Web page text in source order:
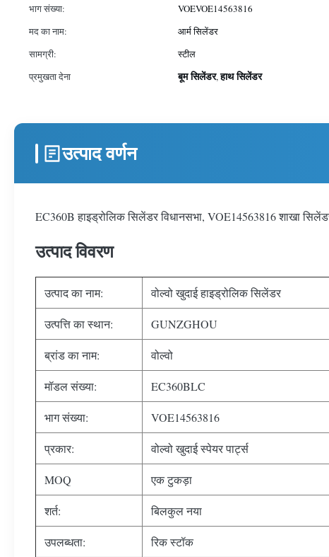
भाग संख्या: VOEVOE14563816
मद का नाम:
आर्म सिलेंडर
सामग्री:
स्टील
प्रमुखता देना
बूम सिलेंडर,हाथ सिलेंडर
उत्पाद वर्णन
EC360B हाइड्रोलिक सिलेंडर विधानसभा, VOE14563816 शाखा
उत्पाद विवरण
उत्पाद का नाम: वोल्वो खुदाई हाइड्रोलिक सिलेंडर
उत्पत्ति का स्थान: GUNZGHOU
ब्रांड का नाम: वोल्वो
मॉडल संख्या: EC360BLC
भाग संख्या: VOE14563816
प्रकार: वोल्वो खुदाई स्पेयर पार्ट्स
MOQ एक टुकड़ा
शर्त: बिलकुल नया
उपलब्धता: रिक स्टॉक